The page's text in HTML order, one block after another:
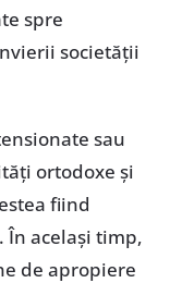
spre
societăţii
sau
ortodoxe şi
fiind
În acelaşi timp,
de apropiere